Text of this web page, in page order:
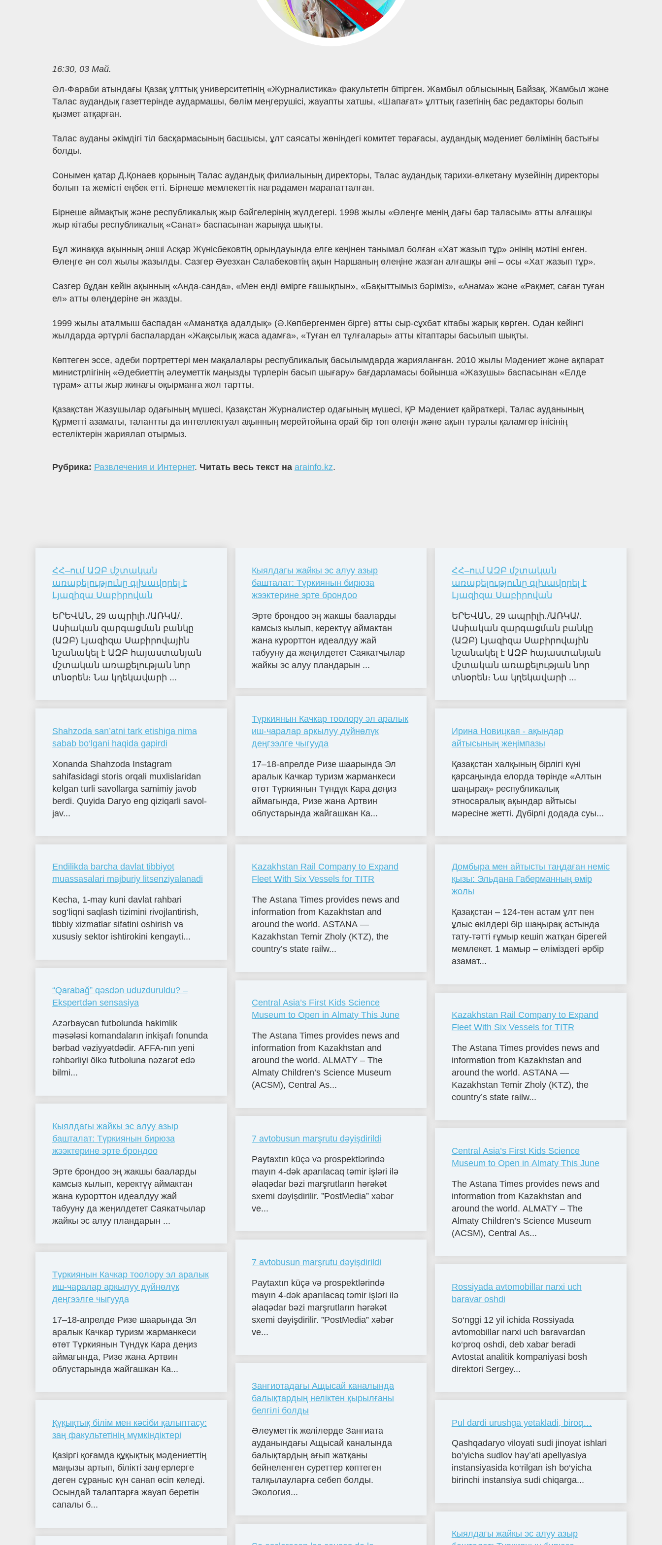
16:30, 03 Май.
Әл-Фараби атындағы Қазақ ұлттық университетінің «Журналистика» факультетін бітірген. Жамбыл облысының Байзақ, Жамбыл және
Талас аудандық газеттерінде аудармашы, бөлім меңгерушісі, жауапты хатшы, «Шапағат» ұлттық газетінің бас редакторы болып
қызмет атқарған.
Талас ауданы әкімдігі тіл басқармасының басшысы, ұлт саясаты жөніндегі комитет төрағасы, аудандық мәдениет бөлімінің бастығы
болды.
Сонымен қатар Д.Қонаев қорының Талас аудандық филиалының директоры, Талас аудандық тарихи-өлкетану музейінің директоры
болып та жемісті еңбек етті. Бірнеше мемлекеттік наградамен марапатталған.
Бірнеше аймақтық және республикалық жыр бәйгелерінің жүлдегері. 1998 жылы «Өлеңге менің дағы бар таласым» атты алғашқы
жыр кітабы республикалық «Санат» баспасынан жарыққа шықты.
Бұл жинаққа ақынның әнші Асқар Жүнісбековтің орындауында елге кеңінен танымал болған «Хат жазып тұр» әнінің мәтіні енген.
Өлеңге ән сол жылы жазылды. Сазгер Әуезхан Салабековтің ақын Наршаның өлеңіне жазған алғашқы әні – осы «Хат жазып тұр».
Сазгер бұдан кейін ақынның «Анда-санда», «Мен енді өмірге ғашықпын», «Бақыттымыз бәріміз», «Анама» және «Рақмет, саған туған
ел» атты өлеңдеріне ән жазды.
1999 жылы аталмыш баспадан «Аманатқа адалдық» (Ә.Көпбергенмен бірге) атты сыр-сұхбат кітабы жарық көрген. Одан кейінгі
жылдарда әртүрлі баспалардан «Жақсылық жаса адамға», «Туған ел тұлғалары» атты кітаптары басылып шықты.
Көптеген эссе, әдеби портреттері мен мақалалары республикалық басылымдарда жарияланған. 2010 жылы Мәдениет және ақпарат
министрлігінің «Әдебиеттің әлеуметтік маңызды түрлерін басып шығару» бағдарламасы бойынша «Жазушы» баспасынан «Елде
тұрам» атты жыр жинағы оқырманға жол тартты.
Қазақстан Жазушылар одағының мүшесі, Қазақстан Журналистер одағының мүшесі, ҚР Мәдениет қайраткері, Талас ауданының
Құрметті азаматы, талантты да интеллектуал ақынның мерейтойына орай бір топ өлеңін және ақын туралы қаламгер інісінің
естеліктерін жариялап отырмыз.
Рубрика: Развлечения и Интернет. Читать весь текст на arainfo.kz.
ՀՀ–ում ԱԶԲ մշտական
առաքելությունը գլխավորել է
Լյազիզա Սաբիրովան
ԵՐԵՎԱՆ, 29 ապրիլի․/ԱՌԿԱ/․
Ասիական զարգացման բանկը
(ԱԶԲ) Լյազիզա Սաբիրովային
նշանակել է ԱԶԲ հայաստանյան
մշտական առաքելության նոր
տնօրեն։ Նա կղեկավարի ...
Shahzoda san’atni tark etishiga nima
sabab bo‘lgani haqida gapirdi
Xonanda Shahzoda Instagram
sahifasidagi storis orqali muxlislaridan
kelgan turli savollarga samimiy javob
berdi. Quyida Daryo eng qiziqarli savol-
jav...
Endilikda barcha davlat tibbiyot
muassasalari majburiy litsenziyalanadi
Kecha, 1-may kuni davlat rahbari
sog‘liqni saqlash tizimini rivojlantirish,
tibbiy xizmatlar sifatini oshirish va
xususiy sektor ishtirokini kengayti...
“Qarabağ” qəsdən uduzduruldu? –
Ekspertdən sensasiya
Azərbaycan futbolunda hakimlik
məsələsi komandaların inkişafı fonunda
bərbad vəziyyətdədir. AFFA-nın yeni
rəhbərliyi ölkə futboluna nəzarət edə
bilmi...
Кыялдагы жайкы эс алуу азыр
башталат: Түркиянын бирюза
жээктерине эрте брондоо
Эрте брондоо эң жакшы бааларды
камсыз кылып, керектүү аймактан
жана курорттон идеалдуу жай
табууну да жеңилдетет Саякатчылар
жайкы эс алуу пландарын ...
Түркиянын Качкар тоолору эл аралык
иш-чаралар аркылуу дүйнөлүк
деңгээлге чыгууда
17–18-апрелде Ризе шаарында Эл
аралык Качкар туризм жарманкеси
өтөт Түркиянын Түндүк Кара деңиз
аймагында, Ризе жана Артвин
облустарында жайгашкан Ка...
Құқықтық білім мен кәсіби қалыптасу:
заң факультетінің мүмкіндіктері
Қазіргі қоғамда құқықтық мәдениеттің
маңызы артып, білікті заңгерлерге
деген сұраныс күн санап өсіп келеді.
Осындай талаптарға жауап беретін
сапалы б...
Кыялдагы жайкы эс алуу азыр
башталат: Түркиянын бирюза
жээктерине эрте брондоо
Эрте брондоо эң жакшы бааларды
камсыз кылып, керектүү аймактан
жана курорттон идеалдуу жай
табууну да жеңилдетет Саякатчылар
жайкы эс алуу пландарын ...
Түркиянын Качкар тоолору эл аралык
иш-чаралар аркылуу дүйнөлүк
деңгээлге чыгууда
17–18-апрелде Ризе шаарында Эл
аралык Качкар туризм жарманкеси
өтөт Түркиянын Түндүк Кара деңиз
аймагында, Ризе жана Артвин
облустарында жайгашкан Ка...
Kazakhstan Rail Company to Expand
Fleet With Six Vessels for TITR
The Astana Times provides news and
information from Kazakhstan and
around the world. ASTANA —
Kazakhstan Temir Zholy (KTZ), the
country’s state railw...
Central Asia’s First Kids Science
Museum to Open in Almaty This June
The Astana Times provides news and
information from Kazakhstan and
around the world. ALMATY – The
Almaty Children’s Science Museum
(ACSM), Central As...
7 avtobusun marşrutu dəyişdirildi
Paytaxtın küçə və prospektlərində
mayın 4-dək aparılacaq təmir işləri ilə
əlaqədar bəzi marşrutların hərəkət
sxemi dəyişdirilir. ”PostMedia” xəbər
ve...
7 avtobusun marşrutu dəyişdirildi
Paytaxtın küçə və prospektlərində
mayın 4-dək aparılacaq təmir işləri ilə
əlaqədar bəzi marşrutların hərəkət
sxemi dəyişdirilir. ”PostMedia” xəbər
ve...
Зангиотадағы Ащысай каналында
балықтардың неліктен қырылғаны
белгілі болды
Әлеуметтік желілерде Зангиата
ауданындағы Ащысай каналында
балықтардың ағып жатқаны
бейнеленген суреттер көптеген
талқылауларға себеп болды.
Экология...
ՀՀ–ում ԱԶԲ մշտական
առաքելությունը գլխավորել է
Լյազիզա Սաբիրովան
ԵՐԵՎԱՆ, 29 ապրիլի․/ԱՌԿԱ/․
Ասիական զարգացման բանկը
(ԱԶԲ) Լյազիզա Սաբիրովային
նշանակել է ԱԶԲ հայաստանյան
մշտական առաքելության նոր
տնօրեն։ Նա կղեկավարի ...
Ирина Новицкая - ақындар
айтысының жеңімпазы
Қазақстан халқының бірлігі күні
қарсаңында елорда төрінде «Алтын
шаңырақ» республикалық
этносаралық ақындар айтысы
мәресіне жетті. Дүбірлі додада суы...
Домбыра мен айтысты таңдаған неміс
қызы: Эльдана Габерманның өмір
жолы
Қазақстан – 124-тен астам ұлт пен
ұлыс өкілдері бір шаңырақ астында
тату-тәтті ғұмыр кешіп жатқан бірегей
мемлекет. 1 мамыр – еліміздегі әрбір
азамат...
Kazakhstan Rail Company to Expand
Fleet With Six Vessels for TITR
The Astana Times provides news and
information from Kazakhstan and
around the world. ASTANA —
Kazakhstan Temir Zholy (KTZ), the
country’s state railw...
Central Asia’s First Kids Science
Museum to Open in Almaty This June
The Astana Times provides news and
information from Kazakhstan and
around the world. ALMATY – The
Almaty Children’s Science Museum
(ACSM), Central As...
Rossiyada avtomobillar narxi uch
baravar oshdi
So‘nggi 12 yil ichida Rossiyada
avtomobillar narxi uch baravardan
ko‘proq oshdi, deb xabar beradi
Avtostat analitik kompaniyasi bosh
direktori Sergey...
Pul dardi urushga yetakladi, biroq…
Qashqadaryo viloyati sudi jinoyat ishlari
bo‘yicha sudlov hay’ati apellyasiya
instansiyasida ko‘rilgan ish bo‘yicha
birinchi instansiya sudi chiqarga...
Кыялдагы жайкы эс алуу азыр